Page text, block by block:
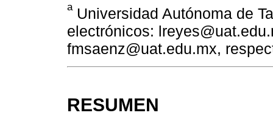
aUniversidad Autónoma de
electrónicos:
fmsaenz@uat.edu.mx,
RESUMEN